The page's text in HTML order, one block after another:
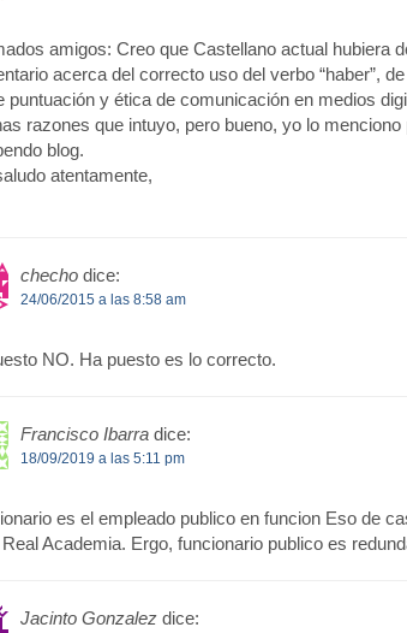
amigos: Creo que Castellano actual hubiera
acerca del correcto uso del verbo “haber”,
puntuación y ética de comunicación en medios
razones que intuyo, pero bueno, yo lo
blog.
atentamente,
checho dice:
24/06/2015 a las 8:58 am
NO. Ha puesto es lo correcto.
Francisco Ibarra dice:
18/09/2019 a las 5:11 pm
es el empleado publico en funcion Eso de
Academia. Ergo, funcionario publico es
Jacinto Gonzalez dice: